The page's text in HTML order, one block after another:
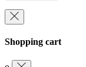
Shopping cart